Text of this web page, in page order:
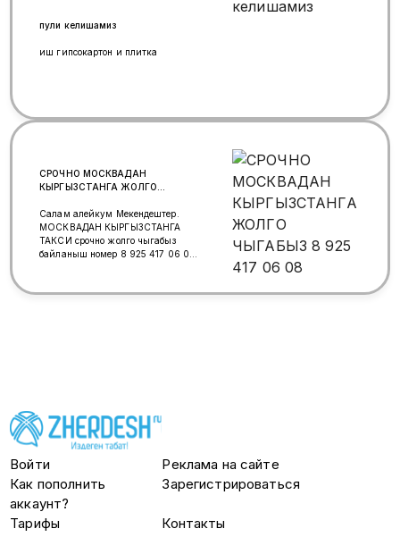
пули келишамиз
иш гипсокартон и плитка
СРОЧНО МОСКВАДАН
КЫРГЫЗСТАНГА ЖОЛГО
Салам алейкум Мекендештер.
МОСКВАДАН КЫРГЫЗСТАНГА
ТАКСИ срочно жолго чыгабыз
байланыш номер 8 925 417 06 08.
Войти
Реклама на сайте
Как пополнить
аккаунт?
Зарегистрироваться
Тарифы
Контакты